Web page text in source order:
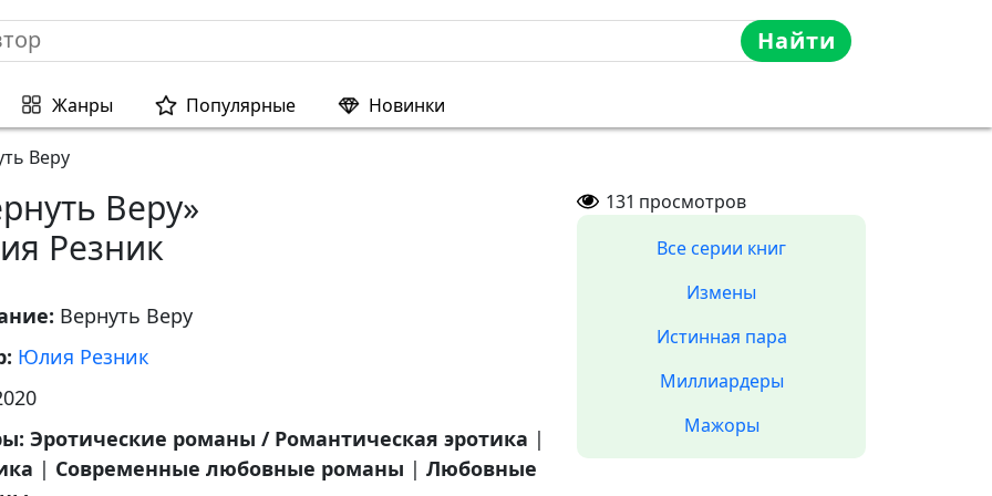
Найти
Жанры Популярные Новинки
Веру
Веру»
Резник
Вернуть Веру
Юлия Резник
Эротические романы / Романтическая эротика |
| Современные любовные романы | Любовные
131 просмотров
Все серии книг
Измены
Истинная пара
Миллиардеры
Мажоры